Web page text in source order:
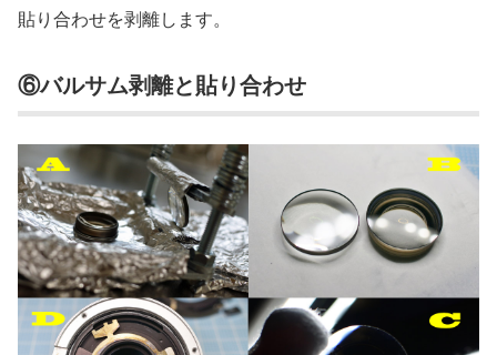
貼り合わせを剥離します。
⑥バルサム剥離と貼り合わせ